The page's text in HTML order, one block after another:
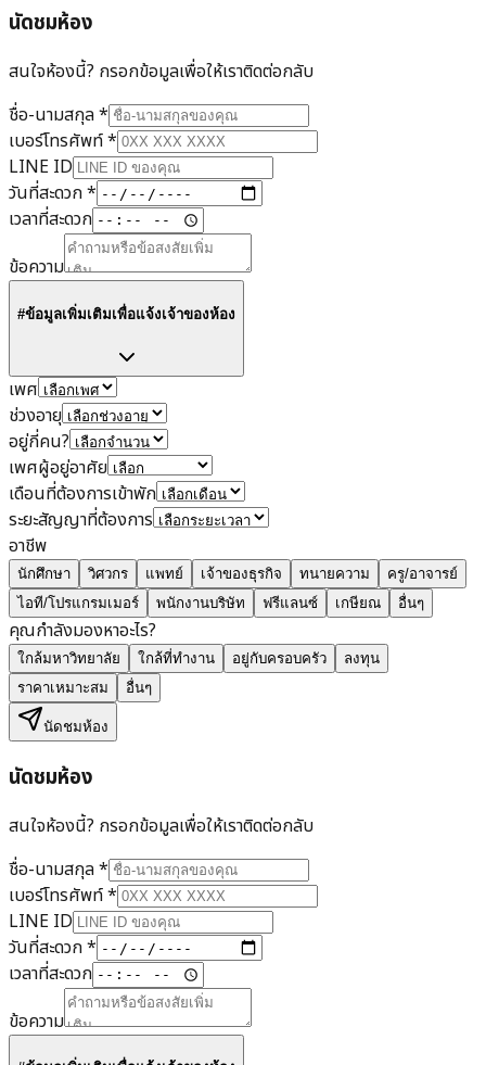
นัดชมห้อง
สนใจห้องนี้? กรอกข้อมูลเพื่อให้เราติดต่อกลับ
ชื่อ-นามสกุล*
เบอร์โทรศัพท์*
LINE ID
วันที่สะดวก*
เวลาที่สะดวก
ข้อความ
#ข้อมูลเพิ่มเติมเพื่อแจ้งเจ้าของห้อง
เพศ
ช่วงอายุ
อยู่กี่คน?
เพศผู้อยู่อาศัย
เดือนที่ต้องการเข้าพัก
ระยะสัญญาที่ต้องการ
อาชีพ
นักศึกษา วิศวกร แพทย์ เจ้าของธุรกิจ ทนายความ
ครู/อาจารย์
ไอที/โปรแกรมเมอร์
พนักงานบริษัท ฟรีแลนซ์ เกษียณ อื่นๆ
คุณกำลังมองหาอะไร?
ใกล้มหาวิทยาลัย ใกล้ที่ทำงาน อยู่กับครอบครัว
ลงทุน
ราคาเหมาะสม
อื่นๆ
นัดชมห้อง
นัดชมห้อง
สนใจห้องนี้? กรอกข้อมูลเพื่อให้เราติดต่อกลับ
ชื่อ-นามสกุล*
เบอร์โทรศัพท์*
LINE ID
วันที่สะดวก*
เวลาที่สะดวก
ข้อความ